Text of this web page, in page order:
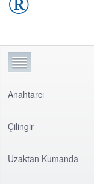
Anahtarcı
Çilingir
Uzaktan Kumanda